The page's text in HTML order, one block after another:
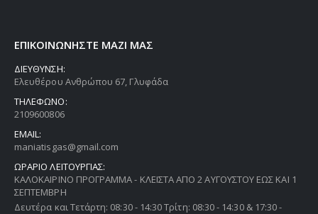
ΕΠΙΚΟΙΝΩΝΗΣΤΕ ΜΑΖΙ ΜΑΣ
ΔΙΕΥΘΥΝΣΗ:
Ελευθέρου Ανθρώπου 67, Γλυφάδα
ΤΗΛΕΦΩΝΟ:
2109600806
EMAIL:
maniatisgas@gmail.com
ΩΡΑΡΙΟ ΛΕΙΤΟΥΡΓΙΑΣ:
ΚΑΛΟΚΑΙΡΙΝΟ ΠΡΟΓΡΑΜΜΑ - ΚΛΕΙΣΤΑ ΑΠΟ 2 ΑΥΓΟΥΣΤΟΥ ΕΩΣ ΚΑΙ 1
ΣΕΠΤΕΜΒΡΗ
Δευτέρα και Τετάρτη: 08:30 - 14:30 Τρίτη: 08:30 - 14:30 & 17:30 -